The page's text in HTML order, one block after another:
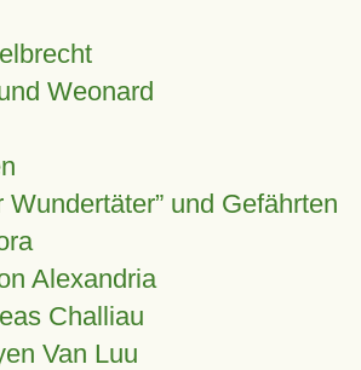
Weonard
Wundertäter” und Gefährten
Alexandria
Challiau
Van Luu